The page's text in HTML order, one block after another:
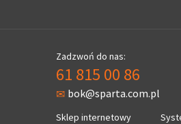
Zadzwoń do nas:
61 815 00 86
bok@sparta.com.pl
Sklep internetowy